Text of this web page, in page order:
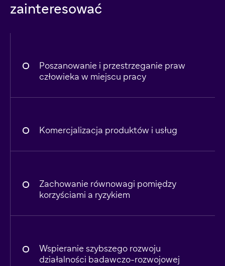
zainteresować
Poszanowanie i przestrzeganie praw
człowieka w miejscu pracy
Komercjalizacja produktów i usług
Zachowanie równowagi pomiędzy
korzyściami a ryzykiem
Wspieranie szybszego rozwoju
działalności badawczo-rozwojowej